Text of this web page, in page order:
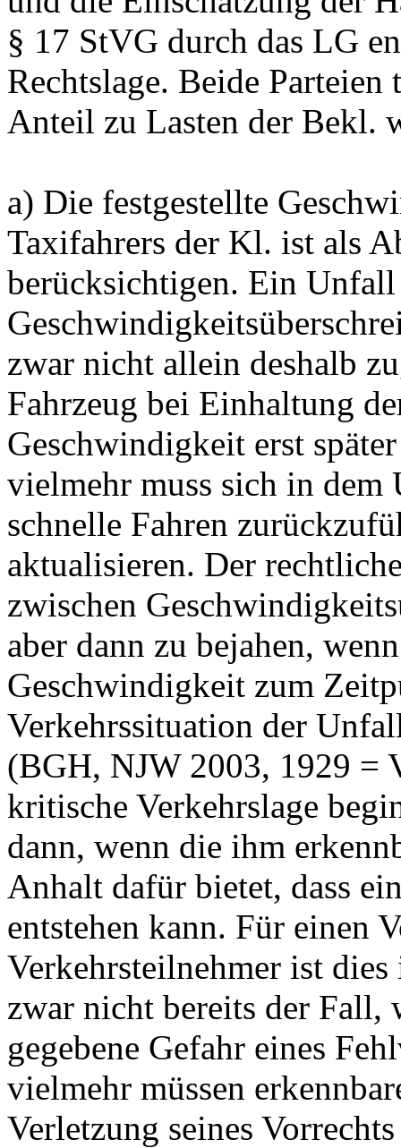
§ 17 StVG durch das LG
Rechtslage. Beide
Anteil zu Lasten der Bekl.
a) Die festgestellte
Taxifahrers der Kl. ist als
berücksichtigen. Ein
zwar nicht allein deshalb
Fahrzeug bei Einhaltung
Geschwindigkeit erst
vielmehr muss sich in dem
schnelle Fahren
aktualisieren. Der
zwischen
aber dann zu bejahen,
Geschwindigkeit zum
Verkehrssituation der
(BGH, NJW 2003, 1929 =
kritische Verkehrslage
dann, wenn die ihm
Anhalt dafür bietet, dass
entstehen kann. Für einen
Verkehrsteilnehmer ist
zwar nicht bereits der Fall,
gegebene Gefahr eines
vielmehr müssen
Verletzung seines